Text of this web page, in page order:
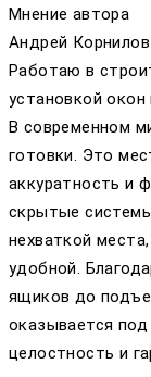
Мнение автора
Андрей Корнилов
Работаю в
установкой окон
В современном
готовки. Это
аккуратность и
скрытые
нехваткой
удобной.
ящиков до
оказывается под
целостность и